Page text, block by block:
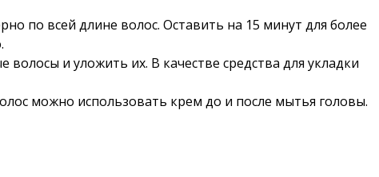
по всей длине волос. Оставить на 15 минут для более
и уложить их. В качестве средства для укладки
можно использовать крем до и после мытья головы.